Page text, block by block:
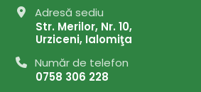
Adresă sediu
Str. Merilor, Nr. 10,
Urziceni, Ialomiţa
Număr de telefon
0758 306 228